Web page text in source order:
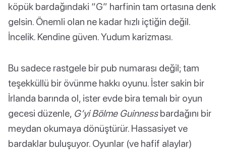
köpük bardağındaki “G” harfinin tam ortasına denk
gelsin. Önemli olan ne kadar hızlı içtiğin değil.
İncelik. Kendine güven. Yudum karizması.
Bu sadece rastgele bir pub numarası değil; tam
teşekküllü bir övünme hakkı oyunu. İster sakin bir
İrlanda barında ol, ister evde bira temalı bir oyun
gecesi düzenle, G’yi Bölme Guinnessbardağını bir
meydan okumaya dönüştürür. Hassasiyet ve
bardaklar buluşuyor. Oyunlar (ve hafif alaylar)